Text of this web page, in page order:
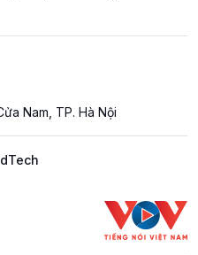
Nam, TP. Hà Nội